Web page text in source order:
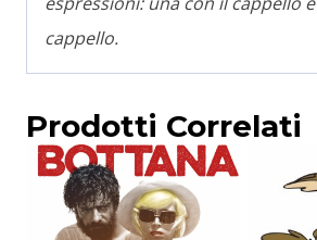
cappello.
Prodotti Correlati